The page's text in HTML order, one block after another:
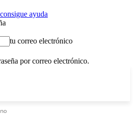
ayuda
tu correo electrónico
por correo electrónico.